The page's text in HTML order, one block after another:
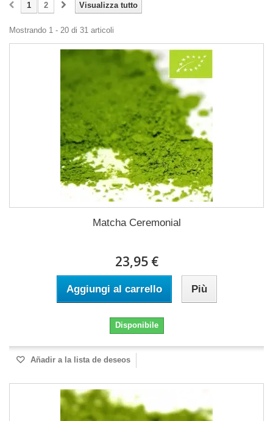
Visualizza tutto
1 2
Mostrando 1 - 20 di 31 articoli
Matcha Ceremonial
23,95 €
Aggiungi al carrello Più
Disponibile
Añadir a la lista de deseos